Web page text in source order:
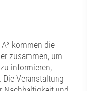
kommen die
zusammen, um
informieren,
Veranstaltung